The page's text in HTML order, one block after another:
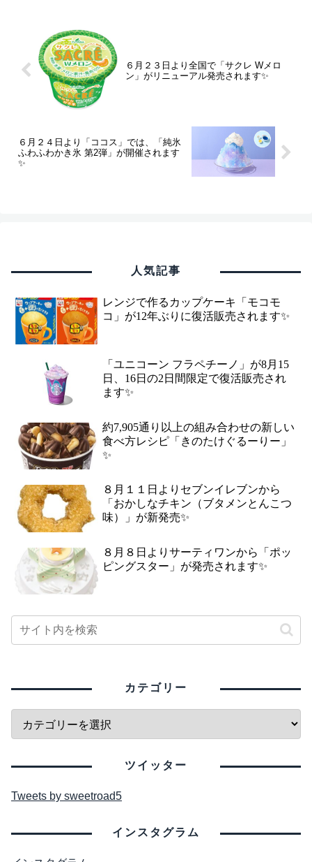
６月２３日より全国で「サクレ Wメロ
ン」がリニューアル発売されます✨
６月２４日より「ココス」では、「純氷
ふわふわかき氷 第2弾」が開催されます
✨
人気記事
レンジで作るカップケーキ「モコモ
コ」が12年ぶりに復活販売されます✨
「ユニコーン フラペチーノ」が8月15
日、16日の2日間限定で復活販売され
ます✨
約7,905通り以上の組み合わせの新しい
食べ方レシピ「きのたけぐるーりー」
✨
８月１１日よりセブンイレブンから
「おかしなチキン（ブタメンとんこつ
味）」が新発売✨
８月８日よりサーティワンから「ポッ
ピングスター」が発売されます✨
カテゴリー
ツイッター
Tweets by sweetroad5
インスタグラム